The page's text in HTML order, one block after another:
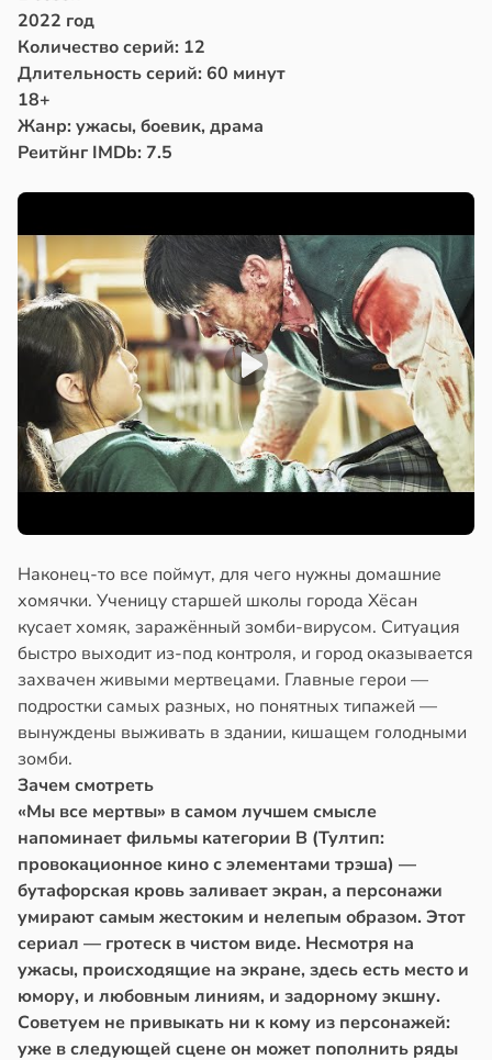
2022 год
Количество серий: 12
Длительность серий: 60 минут
18+
Жанр: ужасы, боевик, драма
Реитйнг IMDb: 7.5
Наконец-то все поймут, для чего нужны домашние
хомячки. Ученицу старшей школы города Хёсан
кусает хомяк, заражённый зомби-вирусом. Ситуация
быстро выходит из-под контроля, и город оказывается
захвачен живыми мертвецами. Главные герои —
подростки самых разных, но понятных типажей —
вынуждены выживать в здании, кишащем голодными
зомби.
Зачем смотреть
«Мы все мертвы» в самом лучшем смысле
напоминает фильмы категории B (Тултип:
провокационное кино с элементами трэша) —
бутафорская кровь заливает экран, а персонажи
умирают самым жестоким и нелепым образом. Этот
сериал — гротеск в чистом виде. Несмотря на
ужасы, происходящие на экране, здесь есть место и
юмору, и любовным линиям, и задорному экшну.
Советуем не привыкать ни к кому из персонажей:
уже в следующей сцене он может пополнить ряды